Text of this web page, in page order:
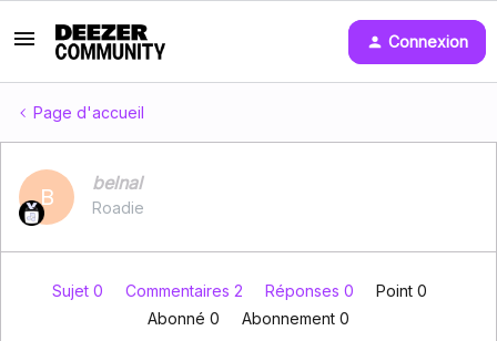
Connexion
Page d'accueil
B
belnal
Roadie
Sujet 0 Commentaires 2 Réponses 0
Point 0
Abonné 0 Abonnement 0